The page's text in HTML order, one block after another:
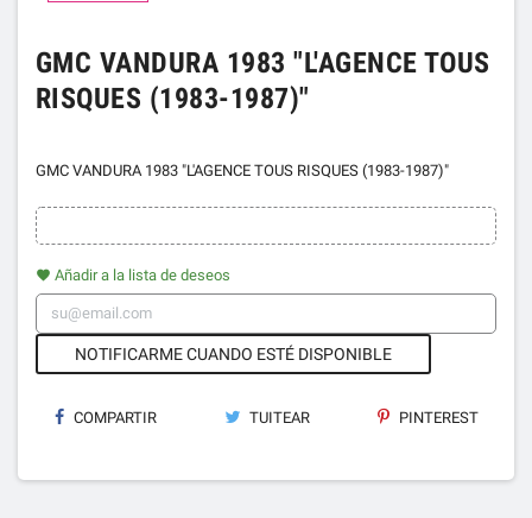
GMC VANDURA 1983 "L'AGENCE TOUS
RISQUES (1983-1987)"
GMC VANDURA 1983 "L'AGENCE TOUS RISQUES (1983-1987)"
favorite Añadir a la lista de deseos
NOTIFICARME CUANDO ESTÉ DISPONIBLE
COMPARTIR TUITEAR PINTEREST